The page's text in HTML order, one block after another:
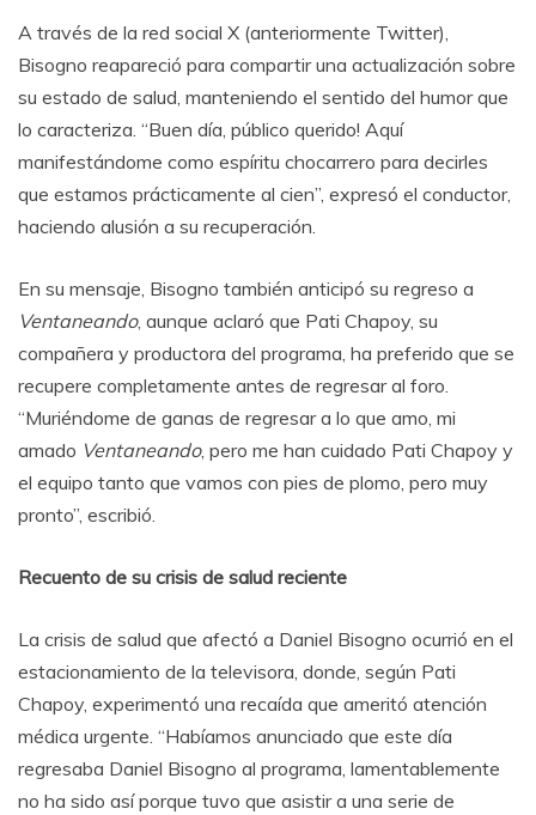
A través de la red social X (anteriormente Twitter),
Bisogno reapareció para compartir una actualización sobre
su estado de salud, manteniendo el sentido del humor que
lo caracteriza. “Buen día, público querido! Aquí
manifestándome como espíritu chocarrero para decirles
que estamos prácticamente al cien”, expresó el conductor,
haciendo alusión a su recuperación.
En su mensaje, Bisogno también anticipó su regreso a
Ventaneando, aunque aclaró que Pati Chapoy, su
compañera y productora del programa, ha preferido que se
recupere completamente antes de regresar al foro.
“Muriéndome de ganas de regresar a lo que amo, mi
amado Ventaneando, pero me han cuidado Pati Chapoy y
el equipo tanto que vamos con pies de plomo, pero muy
pronto”, escribió.
Recuento de su crisis de salud reciente
La crisis de salud que afectó a Daniel Bisogno ocurrió en el
estacionamiento de la televisora, donde, según Pati
Chapoy, experimentó una recaída que ameritó atención
médica urgente. “Habíamos anunciado que este día
regresaba Daniel Bisogno al programa, lamentablemente
no ha sido así porque tuvo que asistir a una serie de